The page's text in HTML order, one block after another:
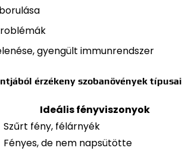
gyengült immunrendszer
érzékeny szobanövények típusai
Ideális fényviszonyok
Szűrt fény, félárnyék
Fényes, de nem napsütötte